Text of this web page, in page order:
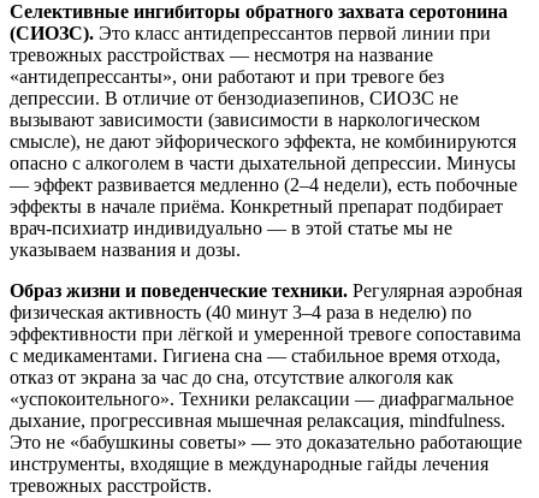
Селективные ингибиторы обратного захвата серотонина
(СИОЗС). Это класс антидепрессантов первой линии при
тревожных расстройствах — несмотря на название
«антидепрессанты», они работают и при тревоге без
депрессии. В отличие от бензодиазепинов, СИОЗС не
вызывают зависимости (зависимости в наркологическом
смысле), не дают эйфорического эффекта, не комбинируются
опасно с алкоголем в части дыхательной депрессии. Минусы
— эффект развивается медленно (2–4 недели), есть побочные
эффекты в начале приёма. Конкретный препарат подбирает
врач-психиатр индивидуально — в этой статье мы не
указываем названия и дозы.
Образ жизни и поведенческие техники. Регулярная аэробная
физическая активность (40 минут 3–4 раза в неделю) по
эффективности при лёгкой и умеренной тревоге сопоставима
с медикаментами. Гигиена сна — стабильное время отхода,
отказ от экрана за час до сна, отсутствие алкоголя как
«успокоительного». Техники релаксации — диафрагмальное
дыхание, прогрессивная мышечная релаксация, mindfulness.
Это не «бабушкины советы» — это доказательно работающие
инструменты, входящие в международные гайды лечения
тревожных расстройств.